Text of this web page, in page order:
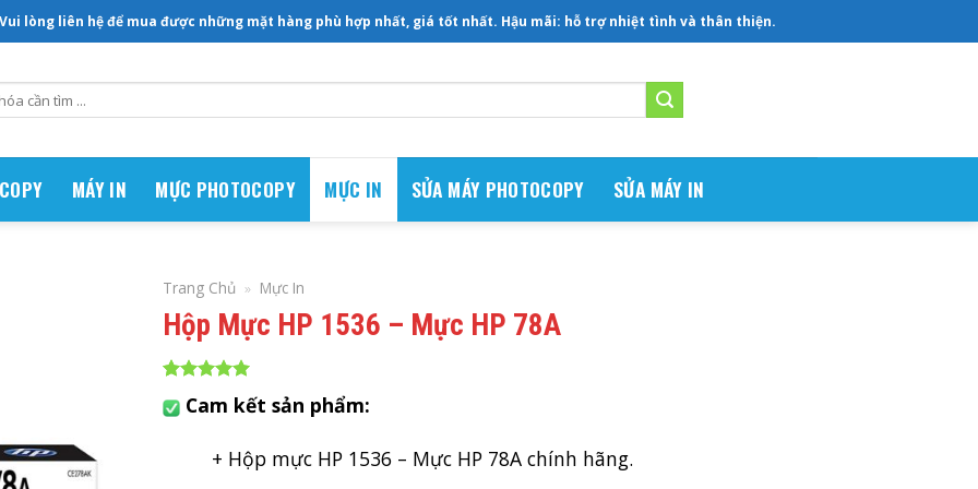
Vui lòng liên hệ để mua được những mặt hàng phù hợp nhất, giá tốt nhất. Hậu mãi: hỗ trợ nhiệt tình và thân thiện.
MÁY IN MỰC PHOTOCOPY MỰC IN SỬA MÁY PHOTOCOPY SỬA MÁY IN
Trang Chủ » Mực In
Hộp Mực HP 1536 – Mực HP 78A
5.00trên 5
dựa trên
Cam kết sản phẩm:
+ Hộp mực HP 1536 – Mực HP 78A chính hãng.